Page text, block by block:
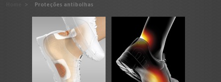
> Proteções antibolhas